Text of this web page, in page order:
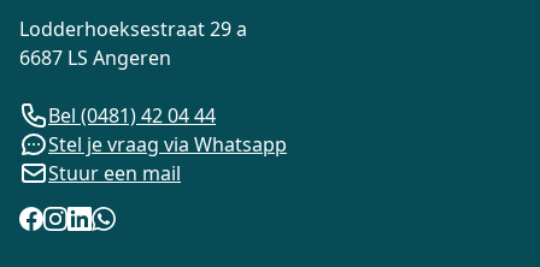
Lodderhoeksestraat 29 a
6687 LS Angeren
Bel (0481) 42 04 44
Stel je vraag via Whatsapp
Stuur een mail